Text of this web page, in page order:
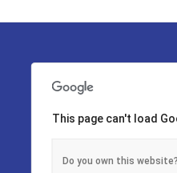
This page can't load
Do you own this website?